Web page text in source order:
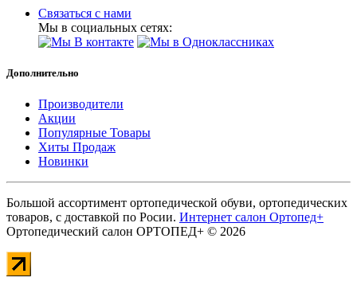
Связаться с нами
Мы в социальных сетях:
Дополнительно
Производители
Акции
Популярные Товары
Хиты Продаж
Новинки
Большой ассортимент ортопедической обуви, ортопедических
товаров, с доставкой по Росии. Интернет салон Ортопед+
Ортопедический салон ОРТОПЕД+ © 2026